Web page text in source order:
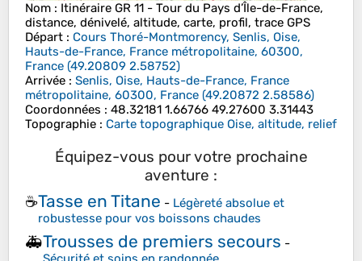
Nom : Itinéraire GR 11 - Tour du Pays d’Île-de-France,
distance, dénivelé, altitude, carte, profil, trace GPS
Départ : Cours Thoré-Montmorency, Senlis, Oise,
Hauts-de-France, France métropolitaine, 60300,
France (49.20809 2.58752)
Arrivée : Senlis, Oise, Hauts-de-France, France
métropolitaine, 60300, France (49.20872 2.58586)
Coordonnées : 48.32181 1.66766 49.27600 3.31443
Topographie : Carte topographique Oise, altitude, relief
Équipez-vous pour votre prochaine
aventure :
☕Tasse en Titane - Légèreté absolue et
robustesse pour vos boissons chaudes
🚑Trousses de premiers secours -